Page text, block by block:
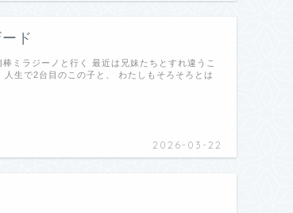
ド
2026-03-22
ミラジーノと行く 最近は兄妹たちとすれ違うこ
人生で2台目のこの子と、 わたしもそろそろとは